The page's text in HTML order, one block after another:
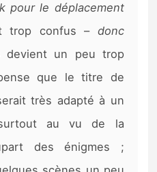
pour le déplacement
trop confus – donc
devient un peu trop
que le titre de
très adapté à un
au vu de la
des énigmes ;